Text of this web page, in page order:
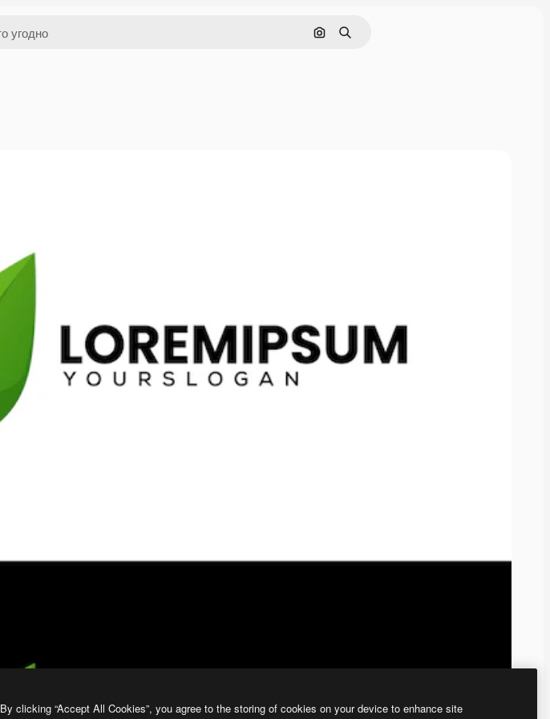
Поиск по изображению
Поиск
By clicking “Accept All Cookies”, you agree to the storing of cookies on your device to enhance site